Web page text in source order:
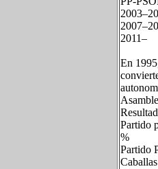
2011–
En
Partido
%